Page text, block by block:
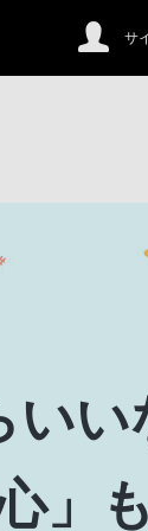
サ
いい
」も